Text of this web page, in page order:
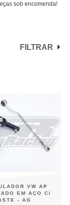
sob encomenda!
FILTRAR
VW AP
EM AÇO C/
- AG